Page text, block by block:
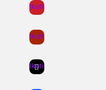
Ikuti
Ikuti
Ikuti